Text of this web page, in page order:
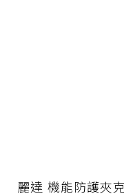
麗達 機能防護夾